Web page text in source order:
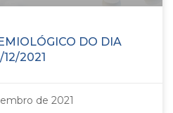
DO DIA
2021
de 2021